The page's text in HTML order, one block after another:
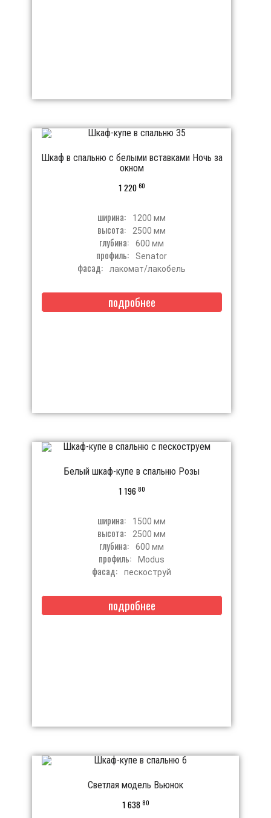
Шкаф в спальню с белыми вставками Ночь за
окном
1 220 60
ширина: 1200 мм
высота: 2500 мм
глубина: 600 мм
профиль: Senator
фасад: лакомат/лакобель
подробнее
Белый шкаф-купе в спальню Розы
1 196 80
ширина: 1500 мм
высота: 2500 мм
глубина: 600 мм
профиль: Modus
фасад: пескоструй
подробнее
Светлая модель Вьюнок
1 638 80